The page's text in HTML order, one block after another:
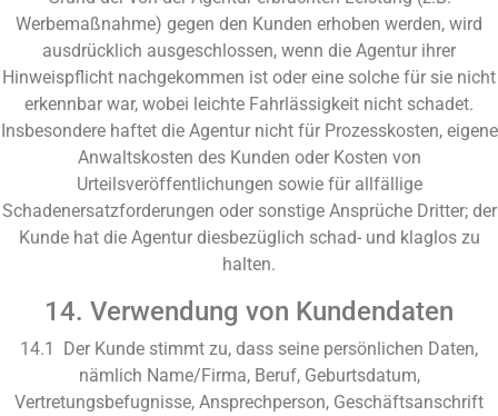
Werbemaßnahme) gegen den Kunden erhoben werden, wird
ausdrücklich ausgeschlossen, wenn die Agentur ihrer
Hinweispflicht nachgekommen ist oder eine solche für sie nicht
erkennbar war, wobei leichte Fahrlässigkeit nicht schadet.
Insbesondere haftet die Agentur nicht für Prozesskosten, eigene
Anwaltskosten des Kunden oder Kosten von
Urteilsveröffentlichungen sowie für allfällige
Schadenersatzforderungen oder sonstige Ansprüche Dritter; der
Kunde hat die Agentur diesbezüglich schad- und klaglos zu
halten.
14. Verwendung von Kundendaten
14.1 Der Kunde stimmt zu, dass seine persönlichen Daten,
nämlich Name/Firma, Beruf, Geburtsdatum,
Vertretungsbefugnisse, Ansprechperson, Geschäftsanschrift